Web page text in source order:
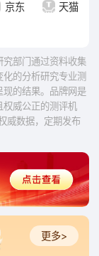
京东
天猫
究部门通过资料收集
的分析研究专业测
的结果。品牌网是
权威公正的测评机
威数据，定期发布
更多>